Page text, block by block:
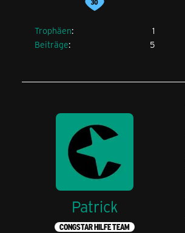
Trophäen
1
Beiträge
5
Patrick
CONGSTAR HILFE TEAM